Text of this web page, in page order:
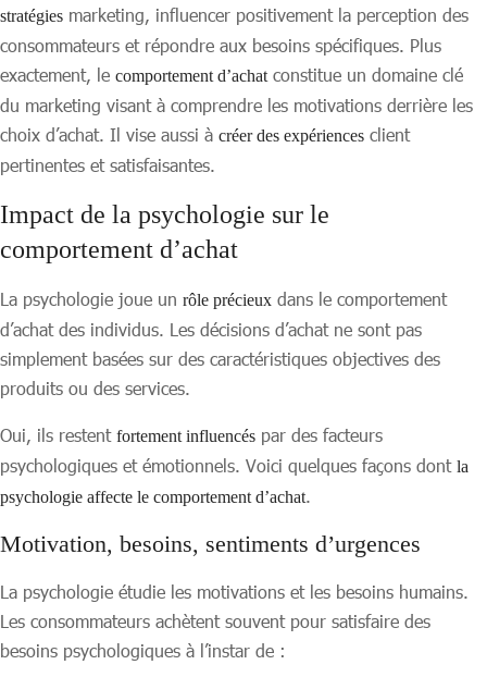
stratégies marketing, influencer positivement la perception des
consommateurs et répondre aux besoins spécifiques. Plus
exactement, le comportement d’achat constitue un domaine clé
du marketing visant à comprendre les motivations derrière les
choix d’achat. Il vise aussi à créer des expériences client
pertinentes et satisfaisantes.
Impact de la psychologie sur le
comportement d’achat
La psychologie joue un rôle précieux dans le comportement
d’achat des individus. Les décisions d’achat ne sont pas
simplement basées sur des caractéristiques objectives des
produits ou des services.
Oui, ils restent fortement influencés par des facteurs
psychologiques et émotionnels. Voici quelques façons dont la
psychologie affecte le comportement d’achat.
Motivation, besoins, sentiments d’urgences
La psychologie étudie les motivations et les besoins humains.
Les consommateurs achètent souvent pour satisfaire des
besoins psychologiques à l’instar de :